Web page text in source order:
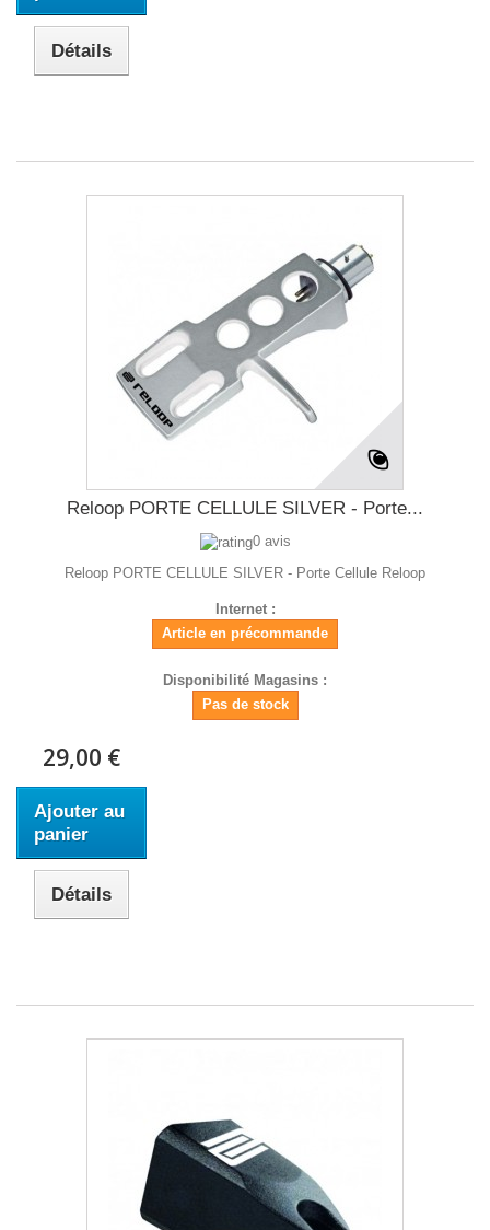
Détails
Reloop PORTE CELLULE SILVER - Porte...
0 avis
Reloop PORTE CELLULE SILVER - Porte Cellule Reloop
Internet :
Article en précommande
Disponibilité Magasins :
Pas de stock
29,00 €
Ajouter au
panier
Détails